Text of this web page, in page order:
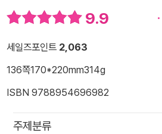
9.9
세일즈포인트 2,063
136쪽170*220mm314g
ISBN 9788954696982
주제분류